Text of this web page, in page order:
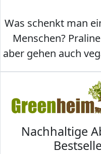
Was schenkt man
Menschen?
aber gehen auch
Nachhaltige